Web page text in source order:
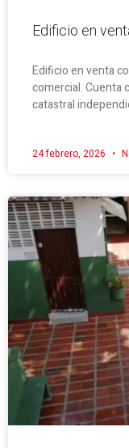
Edificio en
Edificio en venta
comercial. Cuenta
catastral
24 febrero, 2026